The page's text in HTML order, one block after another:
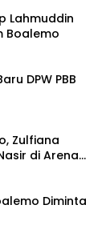
Lahmuddin
Boalemo
DPW PBB
Zulfiana
di Arena
Diminta